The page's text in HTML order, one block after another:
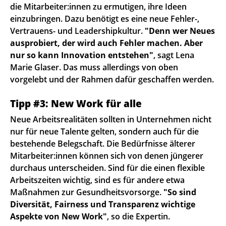
die Mitarbeiter:innen zu ermutigen, ihre Ideen
einzubringen. Dazu benötigt es eine neue Fehler-,
Vertrauens- und Leadershipkultur. "Denn wer Neues
ausprobiert, der wird auch Fehler machen. Aber
nur so kann Innovation entstehen", sagt Lena
Marie Glaser. Das muss allerdings von oben
vorgelebt und der Rahmen dafür geschaffen werden.
Tipp #3: New Work für alle
Neue Arbeitsrealitäten sollten in Unternehmen nicht
nur für neue Talente gelten, sondern auch für die
bestehende Belegschaft. Die Bedürfnisse älterer
Mitarbeiter:innen können sich von denen jüngerer
durchaus unterscheiden. Sind für die einen flexible
Arbeitszeiten wichtig, sind es für andere etwa
Maßnahmen zur Gesundheitsvorsorge. "So sind
Diversität, Fairness und Transparenz wichtige
Aspekte von New Work", so die Expertin.